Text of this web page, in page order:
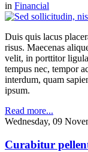
in Financial
Duis quis lacus
risus. Maecenas
velit, in porttitor
tempus nec, tempor
interdum, quam
ipsum.
Read more...
Wednesday, 09
Curabitur